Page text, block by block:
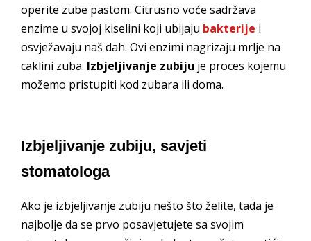
operite zube pastom. Citrusno voće sadržava
enzime u svojoj kiselini koji ubijaju bakterije i
osvježavaju naš dah. Ovi enzimi nagrizaju mrlje na
caklini zuba. Izbjeljivanje zubiju je proces kojemu
možemo pristupiti kod zubara ili doma.
Izbjeljivanje zubiju, savjeti
stomatologa
Ako je izbjeljivanje zubiju nešto što želite, tada je
najbolje da se prvo posavjetujete sa svojim